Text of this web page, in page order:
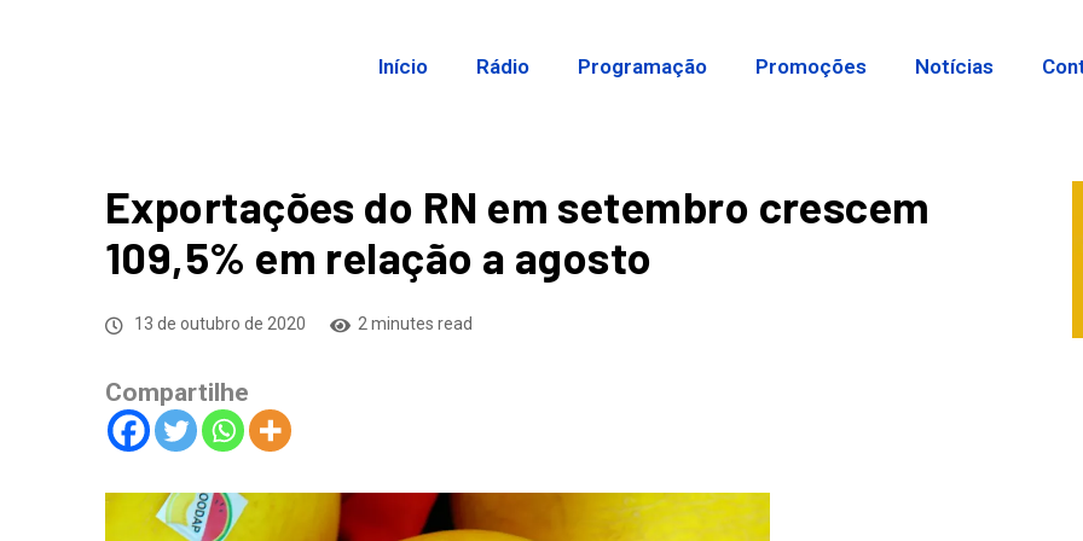
Início Rádio Programação Promoções Notícias
Exportações do RN em setembro crescem
109,5% em relação a agosto
13 de outubro de 2020 2 minutes read
Compartilhe